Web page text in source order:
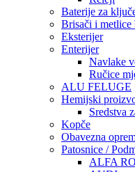
Baterije za
Brisači i metlice
Eksterijer
Enterijer
Navlake
Ručice
ALU FELUGE
Hemijski
Sredstva
Kopče
Obavezna
Patosnice /
ALFA